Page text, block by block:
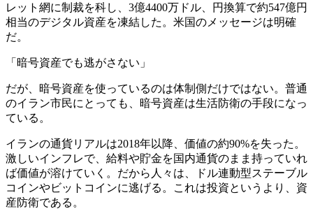
レット網に制裁を科し、3億4400万ドル、円換算で約547億円
相当のデジタル資産を凍結した。米国のメッセージは明確
だ。
「暗号資産でも逃がさない」
だが、暗号資産を使っているのは体制側だけではない。普通
のイラン市民にとっても、暗号資産は生活防衛の手段になっ
ている。
イランの通貨リアルは2018年以降、価値の約90%を失った。
激しいインフレで、給料や貯金を国内通貨のまま持っていれ
ば価値が溶けていく。だから人々は、ドル連動型ステーブル
コインやビットコインに逃げる。これは投資というより、資
産防衛である。